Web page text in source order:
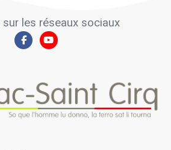
sur les réseaux sociaux